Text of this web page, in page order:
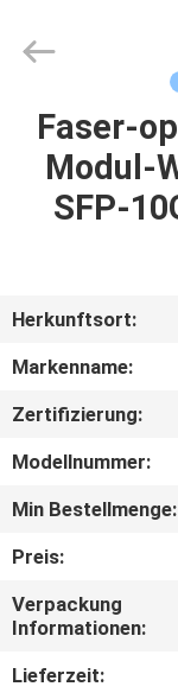
ZU
HAUSE
VIDEOS
UNS
KONTAKT
Ltd..
Faser-
Modul-
SFP-
Herkunftsort:
Markenname:
Zertifizierung:
Modellnummer:
Min Bestellmenge:
Preis:
Verpackung
Informationen:
Lieferzeit: